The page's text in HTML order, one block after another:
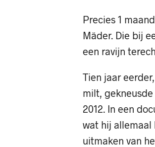
Precies 1
Mäder. Die bij
een ravijn
Tien jaar
milt,
2012. In een
wat hij allemaal
uitmaken van